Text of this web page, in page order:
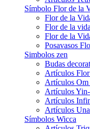
Símbolo Flor de la
Flor de la
Flor de la
Flor de la
Posavasos
Simbolos zen
Budas
Artículos
Artículos
Artículos
Artículos
Artículos
Símbolos Wicca